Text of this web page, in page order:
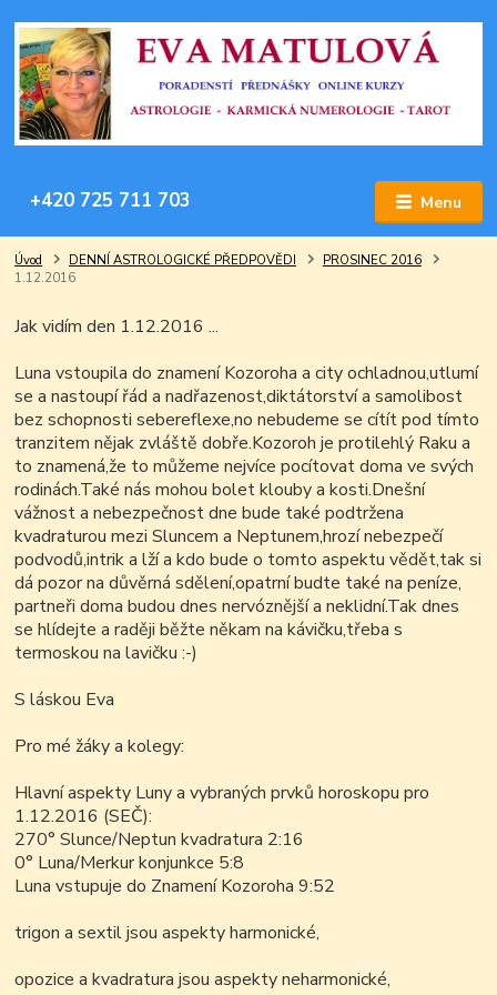
Menu
+420 725 711 703
Úvod DENNÍ ASTROLOGICKÉ PŘEDPOVĚDI
PROSINEC 2016
1.12.2016
Jak vidím den 1.12.2016 ...
Luna vstoupila do znamení Kozoroha a city ochladnou,utlumí
se a nastoupí řád a nadřazenost,diktátorství a samolibost
bez schopnosti sebereflexe,no nebudeme se cítít pod tímto
tranzitem nějak zvláště dobře.Kozoroh je protilehlý Raku a
to znamená,že to můžeme nejvíce pocítovat doma ve svých
rodinách.Také nás mohou bolet klouby a kosti.Dnešní
vážnost a nebezpečnost dne bude také podtržena
kvadraturou mezi Sluncem a Neptunem,hrozí nebezpečí
podvodů,intrik a lží a kdo bude o tomto aspektu vědět,tak si
dá pozor na důvěrná sdělení,opatrní budte také na peníze,
partneři doma budou dnes nervóznější a neklidní.Tak dnes
se hlídejte a raději běžte někam na kávičku,třeba s
termoskou na lavičku :-)
S láskou Eva
Pro mé žáky a kolegy:
Hlavní aspekty Luny a vybraných prvků horoskopu pro
1.12.2016 (SEČ):
270° Slunce/Neptun kvadratura 2:16
0° Luna/Merkur konjunkce 5:8
Luna vstupuje do Znamení Kozoroha 9:52
trigon a sextil jsou aspekty harmonické,
opozice a kvadratura jsou aspekty neharmonické,